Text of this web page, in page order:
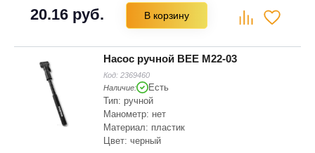
20.16 руб. В корзину
Насос ручной BEE M22-03
Код: 2369460
Наличие:
Есть
Тип: ручной
Манометр: нет
Материал: пластик
Цвет: черный